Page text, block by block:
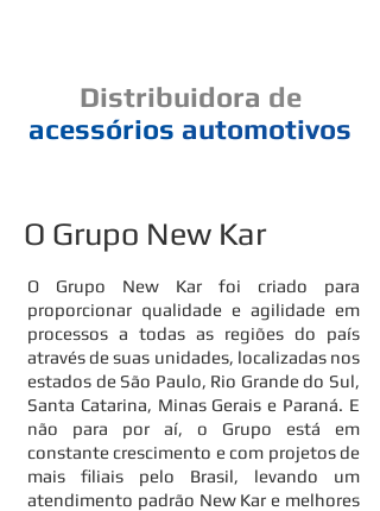
Distribuidora de
acessórios automotivos
O Grupo New Kar
O Grupo New Kar foi criado para
proporcionar qualidade e agilidade em
processos a todas as regiões do país
através de suas unidades, localizadas nos
estados de São Paulo, Rio Grande do Sul,
Santa Catarina, Minas Gerais e Paraná. E
não para por aí, o Grupo está em
constante crescimento e com projetos de
mais filiais pelo Brasil, levando um
atendimento padrão New Kar e melhores